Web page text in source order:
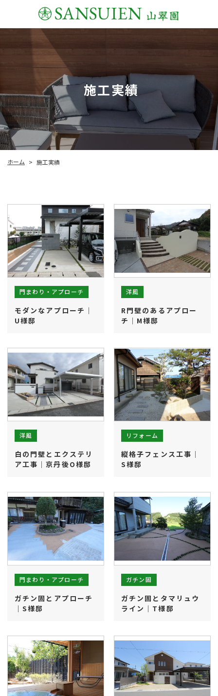
施工実績
ホーム > 施工実績
門まわり・アプローチ
モダンなアプローチ｜
U様邸
洋風
R門壁のあるアプロー
チ｜M様邸
洋風
白の門壁とエクステリ
ア工事｜京丹後O様邸
リフォーム
縦格子フェンス工事｜
S様邸
門まわり・アプローチ
ガチン固とアプローチ
｜S様邸
ガチン固
ガチン固とタマリュウ
ライン｜T様邸